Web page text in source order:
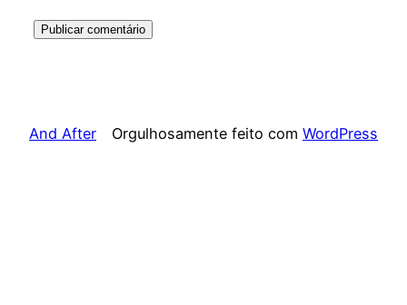
And After Orgulhosamente feito com WordPress